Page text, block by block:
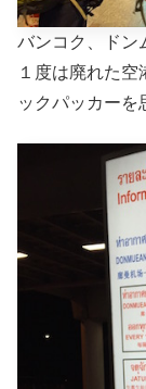
バンコク、ドン
１度は廃れた
ックパッカーを